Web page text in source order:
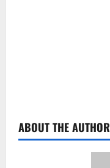
ABOUT THE AUTHOR